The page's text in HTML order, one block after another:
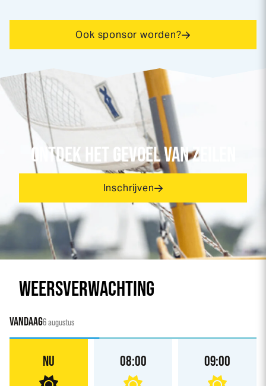
Ook sponsor worden?
ONTDEK HET GEVOEL VAN ZEILEN
Inschrijven
WEERSVERWACHTING
VANDAAG6 augustus
NU 08:00 09:00